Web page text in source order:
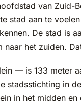
van Zuid-
stad aan te
De stad is
het zuiden.
— is 133 meter
stadsstichting in
in het midden